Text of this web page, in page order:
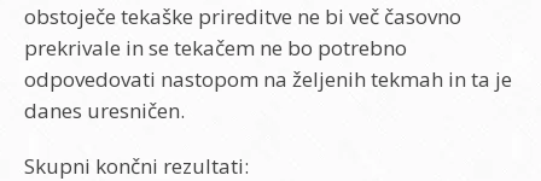
obstoječe tekaške prireditve ne bi več časovno
prekrivale in se tekačem ne bo potrebno
odpovedovati nastopom na željenih tekmah in ta je
danes uresničen.
Skupni končni rezultati: